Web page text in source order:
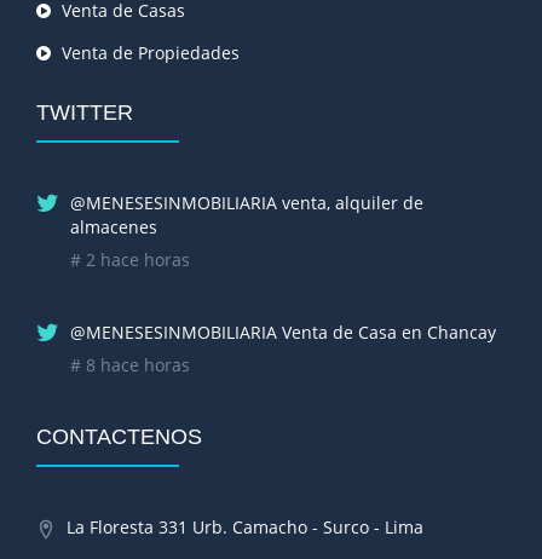
Venta de Casas
Venta de Propiedades
TWITTER
@MENESESINMOBILIARIA venta, alquiler de
almacenes
# 2 hace horas
@MENESESINMOBILIARIA Venta de Casa en Chancay
# 8 hace horas
CONTACTENOS
La Floresta 331 Urb. Camacho - Surco - Lima